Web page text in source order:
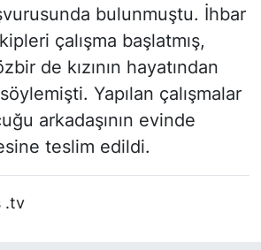
bulunmuştu. İhbar
çalışma başlatmış,
de kızının hayatından
Yapılan çalışmalar
arkadaşının evinde
teslim edildi.
.tv